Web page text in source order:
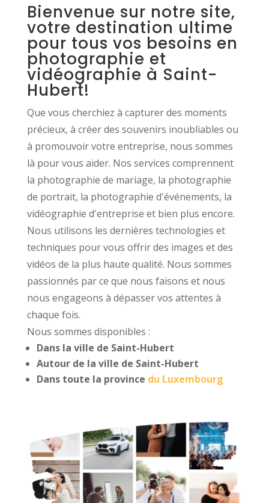
Bienvenue sur notre site,
votre destination ultime
pour tous vos besoins en
photographie et
vidéographie à Saint-
Hubert!
Que vous cherchiez à capturer des moments
précieux, à créer des souvenirs inoubliables ou
à promouvoir votre entreprise, nous sommes
là pour vous aider. Nos services comprennent
la photographie de mariage, la photographie
de portrait, la photographie d'événements, la
vidéographie d'entreprise et bien plus encore.
Nous utilisons les dernières technologies et
techniques pour vous offrir des images et des
vidéos de la plus haute qualité. Nous sommes
passionnés par ce que nous faisons et nous
nous engageons à dépasser vos attentes à
chaque fois.
Nous sommes disponibles :
Dans la ville de Saint-Hubert
Autour de la ville de Saint-Hubert
Dans toute la province du Luxembourg